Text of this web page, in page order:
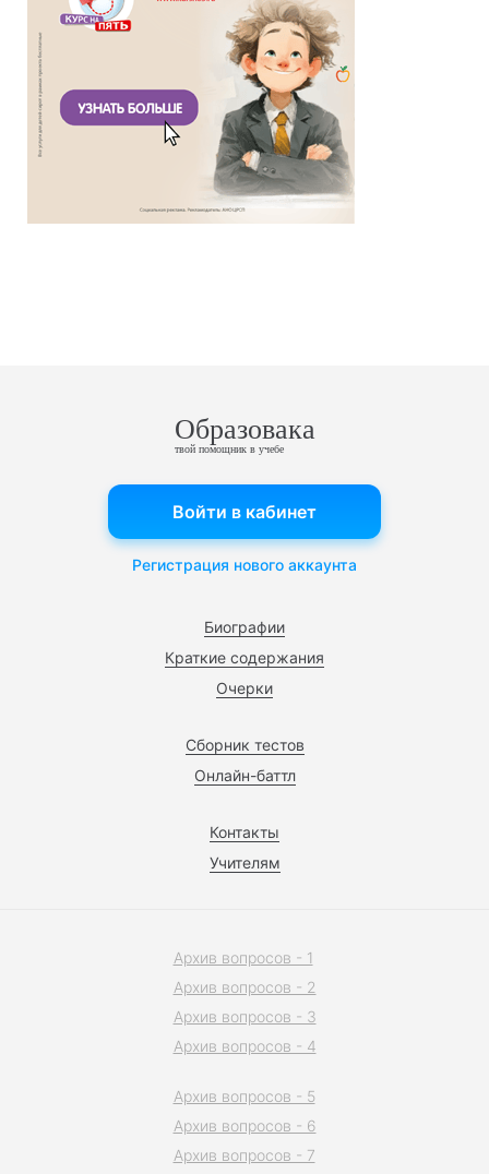
Образовака
твой помощник в учебе
Биографии
Краткие содержания
Очерки
Сборник тестов
Онлайн-баттл
Контакты
Учителям
Войти в кабинет
Регистрация нового аккаунта
Архив вопросов - 1
Архив вопросов - 2
Архив вопросов - 3
Архив вопросов - 4
Архив вопросов - 5
Архив вопросов - 6
Архив вопросов - 7